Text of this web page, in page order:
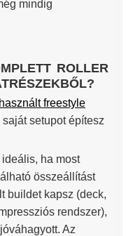
mindig
ROLLER
használt freestyle
setupot építesz
ha most
összeállítást
buildet kapsz (deck,
rendszer),
Az